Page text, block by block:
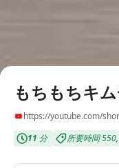
もちもちキ
https://youtube.com/
11 分 所要時間550,